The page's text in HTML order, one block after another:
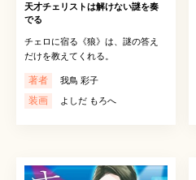
天才チェリストは解けない謎を奏
でる
チェロに宿る《狼》は、謎の答え
だけを教えてくれる。
著者 我鳥 彩子
装画 よしだ もろへ